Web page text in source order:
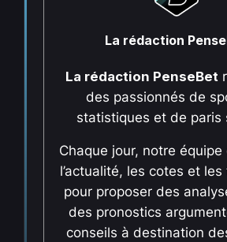
La rédaction
La rédaction PenseBet
des passionnés de
statistiques et de paris
Chaque jour, notre
l’actualité, les cotes et
pour proposer des
des pronostics
conseils à destination